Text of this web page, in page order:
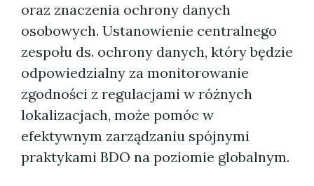
oraz znaczenia ochrony danych
osobowych. Ustanowienie centralnego
zespołu ds. ochrony danych, który będzie
odpowiedzialny za monitorowanie
zgodności z regulacjami w różnych
lokalizacjach, może pomóc w
efektywnym zarządzaniu spójnymi
praktykami BDO na poziomie globalnym.